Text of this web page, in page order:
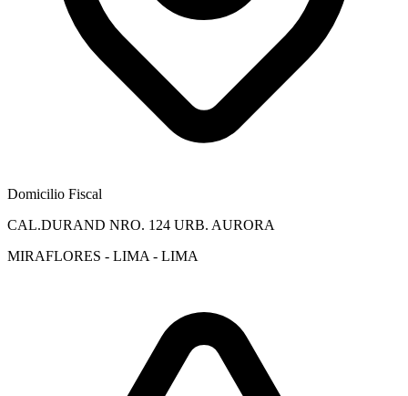
Domicilio Fiscal
CAL.DURAND NRO. 124 URB. AURORA
MIRAFLORES - LIMA - LIMA